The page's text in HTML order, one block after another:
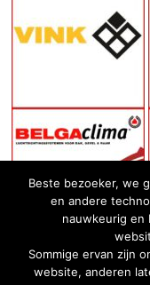
Beste bezoeker, we
en andere
nauwkeurig en
Sommige ervan zijn
website, anderen